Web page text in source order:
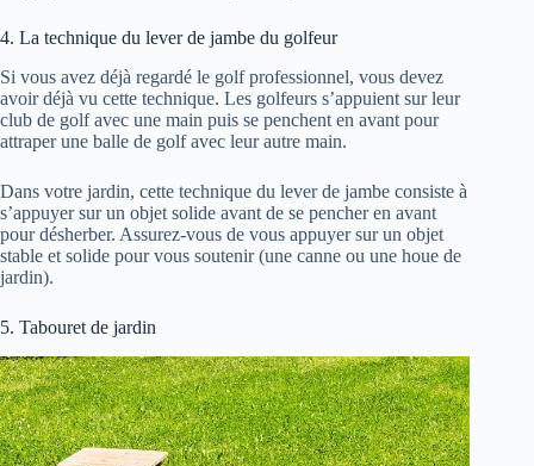
4. La technique du lever de jambe du golfeur
Si vous avez déjà regardé le golf professionnel, vous devez
avoir déjà vu cette technique. Les golfeurs s’appuient sur leur
club de golf avec une main puis se penchent en avant pour
attraper une balle de golf avec leur autre main.
Dans votre jardin, cette technique du lever de jambe consiste à
s’appuyer sur un objet solide avant de se pencher en avant
pour désherber. Assurez-vous de vous appuyer sur un objet
stable et solide pour vous soutenir (une canne ou une houe de
jardin).
5. Tabouret de jardin